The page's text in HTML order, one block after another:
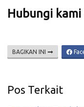
Hubungi
BAGIKAN INI
Pos Terkait